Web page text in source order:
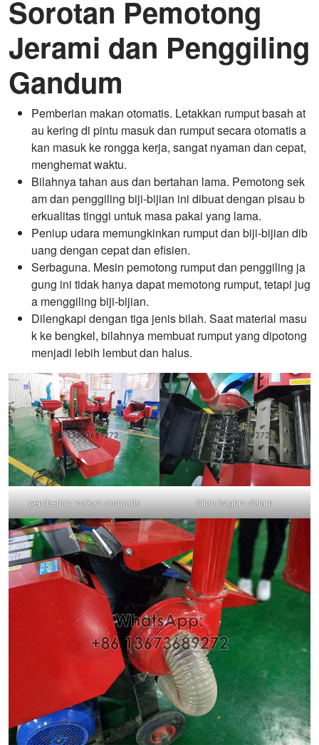
Sorotan Pemotong
Jerami dan Penggiling
Gandum
Pemberian makan otomatis. Letakkan rumput basah at
au kering di pintu masuk dan rumput secara otomatis a
kan masuk ke rongga kerja, sangat nyaman dan cepat,
menghemat waktu.
Bilahnya tahan aus dan bertahan lama. Pemotong sek
am dan penggiling biji-bijian ini dibuat dengan pisau b
erkualitas tinggi untuk masa pakai yang lama.
Peniup udara memungkinkan rumput dan biji-bijian dib
uang dengan cepat dan efisien.
Serbaguna. Mesin pemotong rumput dan penggiling ja
gung ini tidak hanya dapat memotong rumput, tetapi jug
a menggiling biji-bijian.
Dilengkapi dengan tiga jenis bilah. Saat material masu
k ke bengkel, bilahnya membuat rumput yang dipotong
menjadi lebih lembut dan halus.
pemberian makan otomatis bilah bagian dalam